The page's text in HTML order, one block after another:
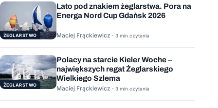
ŻEGLARSTWO
Lato pod znakiem żeglarstwa. Pora na
Energa Nord Cup Gdańsk 2026
Maciej Frąckiewicz · 3 min czytania
ŻEGLARSTWO
Polacy na starcie Kieler Woche –
największych regat Żeglarskiego
Wielkiego Szlema
Maciej Frąckiewicz · 3 min czytania